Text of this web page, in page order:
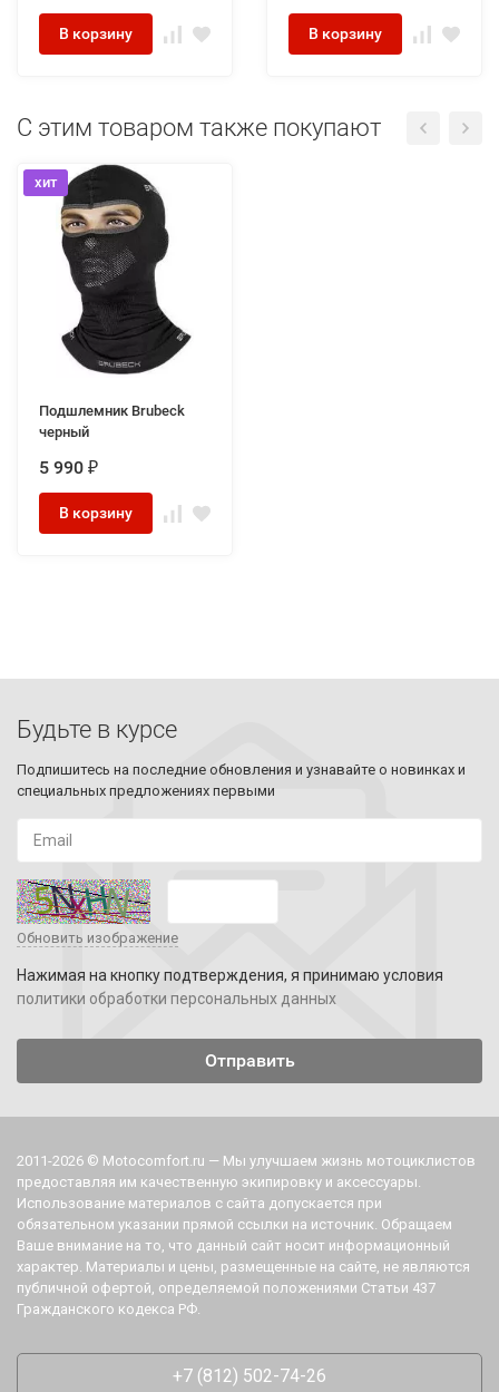
В корзину В корзину
C этим товаром также покупают
хит
Подшлемник Brubeck
черный
5 990 ₽
В корзину
Будьте в курсе
Подпишитесь на последние обновления и узнавайте о новинках и
специальных предложениях первыми
Обновить изображение
Нажимая на кнопку подтверждения, я принимаю условия
политики обработки персональных данных
2011-2026 © Motocomfort.ru — Мы улучшаем жизнь мотоциклистов
предоставляя им качественную экипировку и аксессуары.
Использование материалов с сайта допускается при
обязательном указании прямой ссылки на источник. Обращаем
Ваше внимание на то, что данный сайт носит информационный
характер. Материалы и цены, размещенные на сайте, не являются
публичной офертой, определяемой положениями Статьи 437
Гражданского кодекса РФ.
+7 (812) 502-74-26